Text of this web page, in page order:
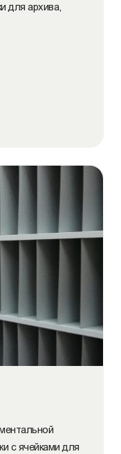
для архива,
с ячейками для